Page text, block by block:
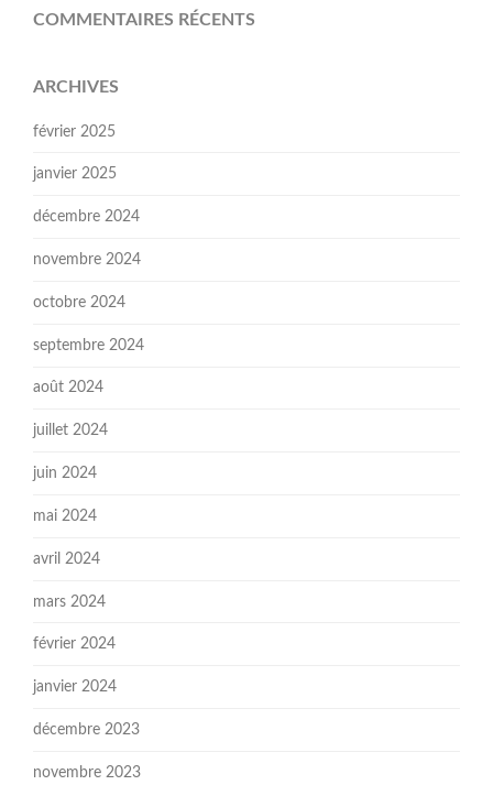
COMMENTAIRES RÉCENTS
ARCHIVES
février 2025
janvier 2025
décembre 2024
novembre 2024
octobre 2024
septembre 2024
août 2024
juillet 2024
juin 2024
mai 2024
avril 2024
mars 2024
février 2024
janvier 2024
décembre 2023
novembre 2023